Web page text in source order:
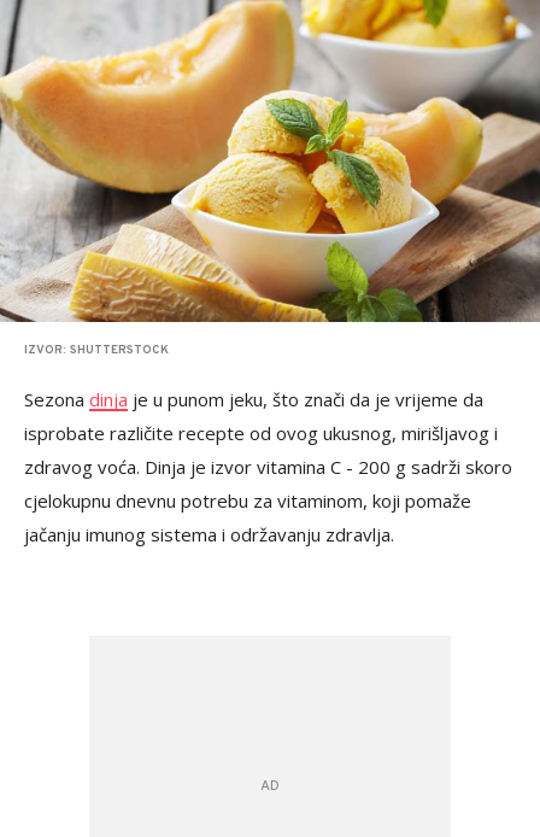
IZVOR: SHUTTERSTOCK
Sezona dinja je u punom jeku, što znači da je vrijeme da
isprobate različite recepte od ovog ukusnog, mirišljavog i
zdravog voća. Dinja je izvor vitamina C - 200 g sadrži skoro
cjelokupnu dnevnu potrebu za vitaminom, koji pomaže
jačanju imunog sistema i održavanju zdravlja.